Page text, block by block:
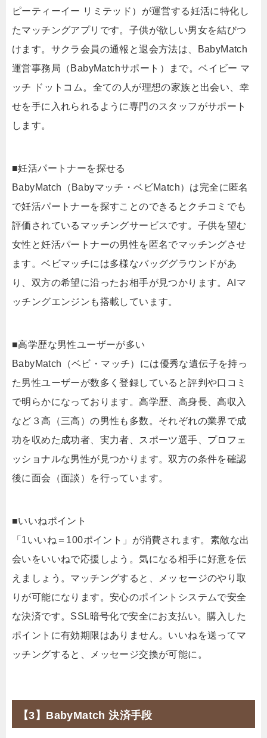
ピーティーイー リミテッド）が運営する妊活に特化し
たマッチングアプリです。子供が欲しい男女を結びつ
けます。サクラ会員の通報と退会方法は、BabyMatch
運営事務局（BabyMatchサポート）まで。ベイビー マ
ッチ ドットコム。全ての人が理想の家族と出会い、幸
せを手に入れられるように専門のスタッフがサポート
します。
■妊活パートナーを探せる
BabyMatch（Babyマッチ・ベビMatch）は完全に匿名
で妊活パートナーを探すことのできるとクチコミでも
評価されているマッチングサービスです。子供を望む
女性と妊活パートナーの男性を匿名でマッチングさせ
ます。ベビマッチには多様なバッググラウンドがあ
り、双方の希望に沿ったお相手が見つかります。AIマ
ッチングエンジンも搭載しています。
■高学歴な男性ユーザーが多い
BabyMatch（ベビ・マッチ）には優秀な遺伝子を持っ
た男性ユーザーが数多く登録していると評判や口コミ
で明らかになっております。高学歴、高身長、高収入
など３高（三高）の男性も多数。それぞれの業界で成
功を収めた成功者、実力者、スポーツ選手、プロフェ
ッショナルな男性が見つかります。双方の条件を確認
後に面会（面談）を行っています。
■いいねポイント
「1いいね＝100ポイント」が消費されます。素敵な出
会いをいいねで応援しよう。気になる相手に好意を伝
えましょう。マッチングすると、メッセージのやり取
りが可能になります。安心のポイントシステムで安全
な決済です。SSL暗号化で安全にお支払い。購入した
ポイントに有効期限はありません。いいねを送ってマ
ッチングすると、メッセージ交換が可能に。
【3】BabyMatch 決済手段